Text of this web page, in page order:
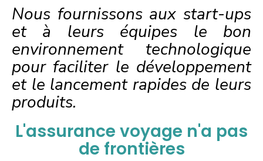
Nous fournissons aux start-ups
et à leurs équipes le bon
environnement technologique
pour faciliter le développement
et le lancement rapides de leurs
produits.
L'assurance voyage n'a pas
de frontières